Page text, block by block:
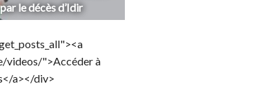
le décès d’Idir
videos/">Accéder à
a></div>